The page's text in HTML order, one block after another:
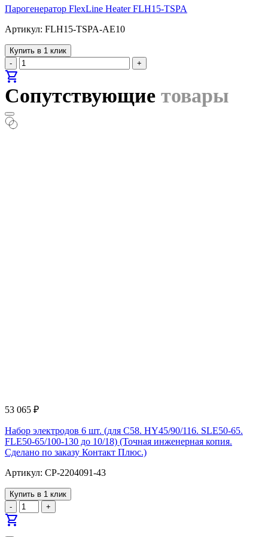
Парогенератор FlexLine Heater FLH15-TSPA
Артикул: FLH15-TSPA-AE10
Купить в 1 клик
-
+
shopping_cart
Сопутствующие товары
53 065 ₽
Набор электродов 6 шт. (для С58. HY45/90/116. SLE50-65.
FLE50-65/100-130 до 10/18) (Точная инженерная копия.
Cделано по заказу Контакт Плюс.)
Артикул: CP-2204091-43
Купить в 1 клик
-
+
shopping_cart